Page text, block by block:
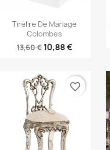
Aperçu rapide
Tirelire De Mariage
Colombes
13,60 €10,88 €
favorite_border